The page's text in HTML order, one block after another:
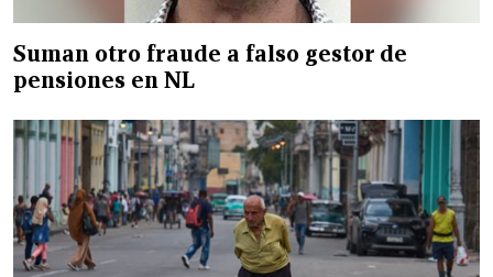
Suman otro fraude a falso gestor de
pensiones en NL